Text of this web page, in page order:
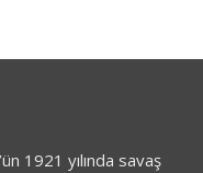
1921 yılında savaş